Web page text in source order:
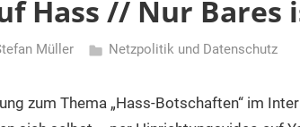
Hass // Nur Bares
Müller Netzpolitik und Datenschutz
zum Thema „Hass-Botschaften“ im